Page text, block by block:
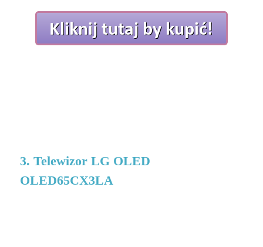
3. Telewizor LG OLED
OLED65CX3LA